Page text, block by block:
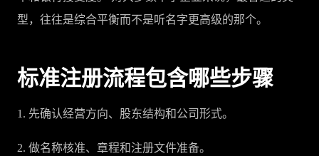
型，往往是综合平衡而不是听名字更高级的那个。
标准注册流程包含哪些步骤
1. 先确认经营方向、股东结构和公司形式。
2. 做名称核准、章程和注册文件准备。